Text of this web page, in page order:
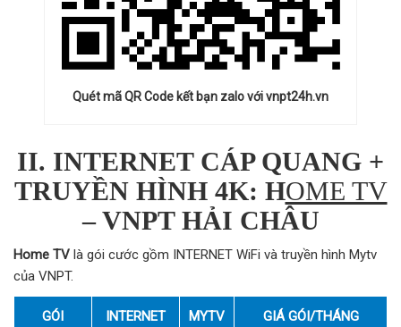
Quét mã QR Code kết bạn zalo với vnpt24h.vn
II. INTERNET CÁP QUANG +
TRUYỀN HÌNH 4K: HOME TV
– VNPT HẢI CHÂU
Home TV là gói cước gồm INTERNET WiFi và truyền hình Mytv
của VNPT.
GÓI
INTERNET MYTV GIÁ GÓI/THÁNG